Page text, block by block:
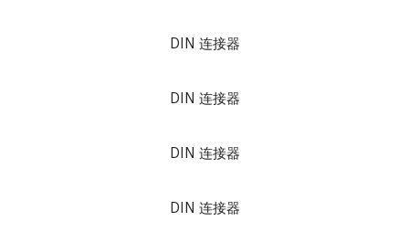
DIN 连接器
DIN 连接器
DIN 连接器
DIN 连接器